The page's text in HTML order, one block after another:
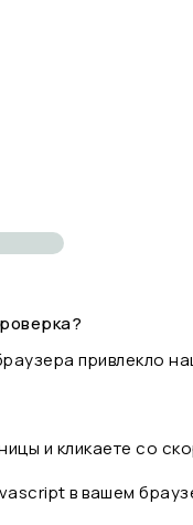
привлекло
и кликаете со
в вашем